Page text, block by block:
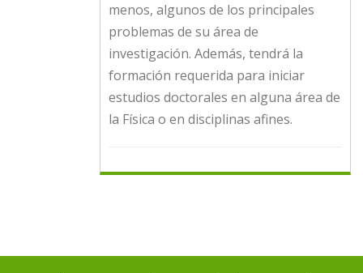
menos, algunos de los principales
problemas de su área de
investigación. Además, tendrá la
formación requerida para iniciar
estudios doctorales en alguna área de
la Física o en disciplinas afines.